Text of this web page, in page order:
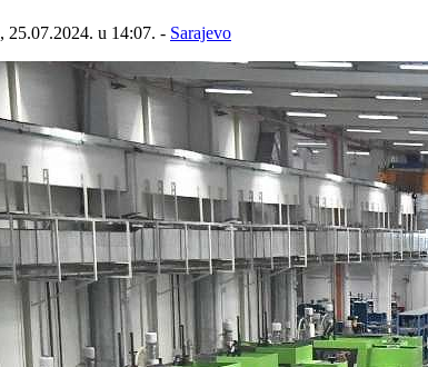
, 25.07.2024. u 14:07. - Sarajevo